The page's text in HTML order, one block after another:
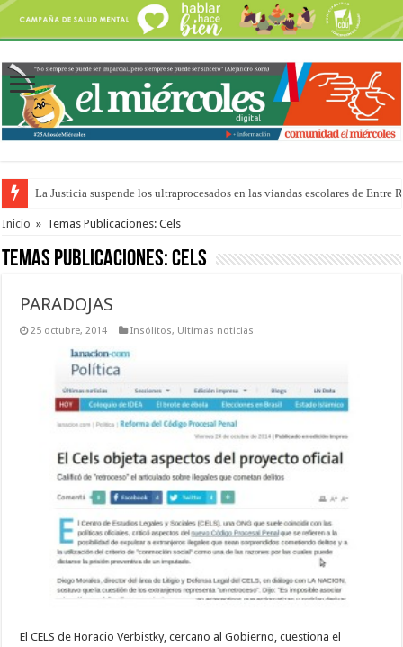
La Justicia suspende los ultraprocesados en las viandas escolares de Entre
Se presentará la obra “La Runfla de los Macanos”
Inicio » Temas Publicaciones: Cels
Temas Publicaciones:Cels
PARADOJAS
25 octubre, 2014 Insólitos, Ultimas noticias
El CELS de Horacio Verbistky, cercano al Gobierno, cuestiona el